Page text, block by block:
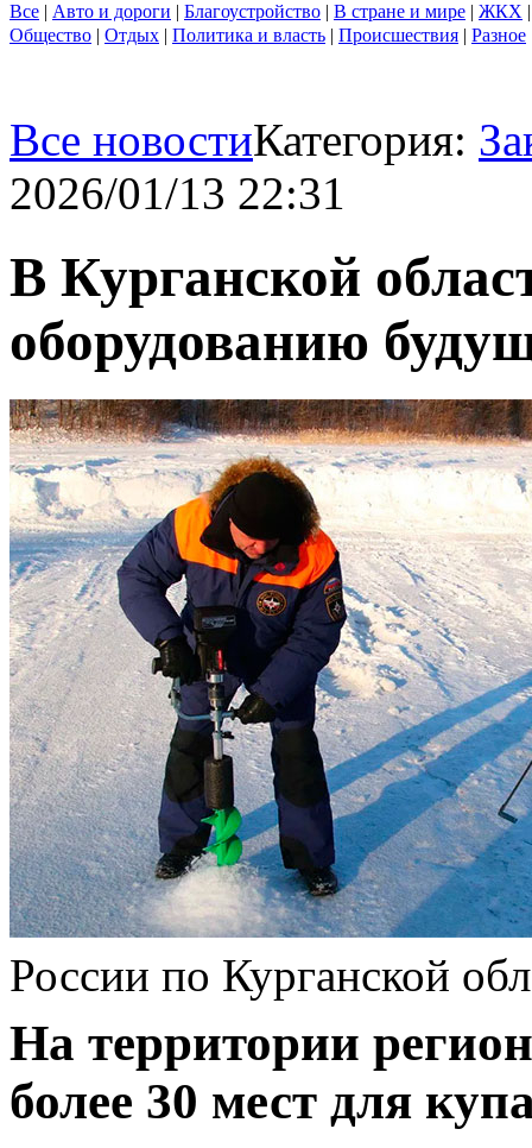
Все | Авто и дороги | Благоустройство | В стране и мире | ЖКХ
Общество | Отдых | Политика и власть | Происшествия | Разное
Все новостиКатегория:
2026/01/13 22:31
В Курганской
оборудованию
России по Курганской
На территории
более 30 мест для